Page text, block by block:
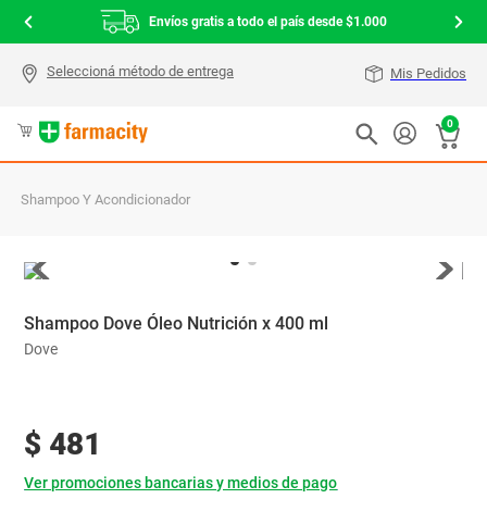
Envíos gratis a todo el país desde $1.000
Mis Pedidos
0
Shampoo Y Acondicionador
Shampoo Dove Óleo Nutrición x 400 ml
Dove
$ 481
Ver promociones bancarias y medios de pago